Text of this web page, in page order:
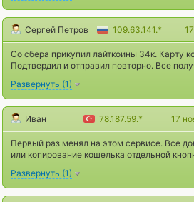
Сергей Петров 109.63.141.*
Со сбера прикупил лайткоины 34к. Карту
Подтвердил и отправил повторно. Все
Развернуть (1)
Иван 78.187.59.* 17
Первый раз менял на этом сервисе. Все
или копирование кошелька отдельной
Развернуть (1)